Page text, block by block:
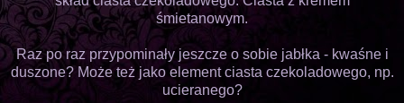
śmietanowym.
Raz po raz przypominały jeszcze o sobie jabłka - kwaśne i
duszone? Może też jako element ciasta czekoladowego, np.
ucieranego?